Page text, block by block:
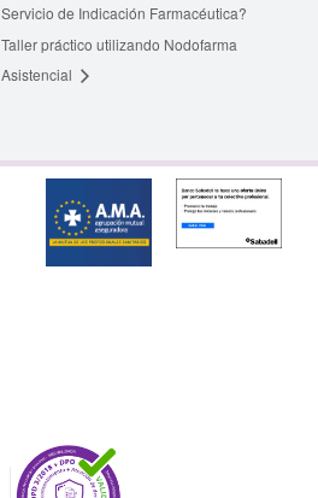
Servicio de Indicación Farmacéutica?
Taller práctico utilizando Nodofarma
Asistencial